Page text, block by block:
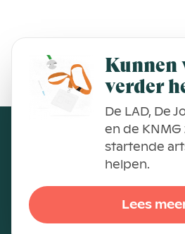
Kunnen
verder
De LAD, De
en de KNMG
startende
helpen.
Lees